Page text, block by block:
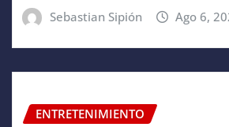
Sebastian Sipión Ago 6,
ENTRETENIMIENTO